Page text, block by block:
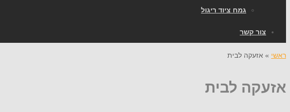
גמח ציוד ריגול
צור קשר
ראשי » אזעקה לבית
אזעקה לבית